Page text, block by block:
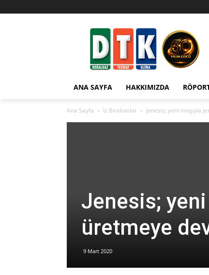
ANA SAYFA HAKKIMIZDA
Ana Sayfa İz Bırakanlar Jenesis; yeni imajıyla
Jenesis;
üretmeye
9 Mart 2020